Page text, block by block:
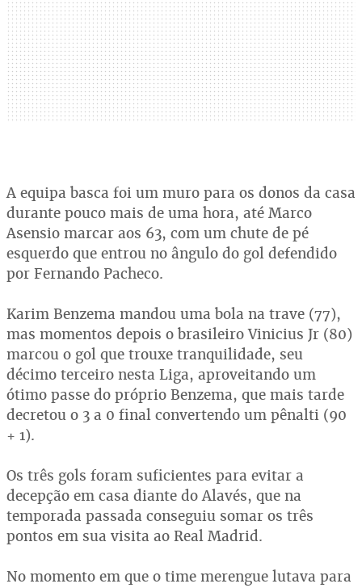
A equipa basca foi um muro para os donos da casa
durante pouco mais de uma hora, até Marco
Asensio marcar aos 63, com um chute de pé
esquerdo que entrou no ângulo do gol defendido
por Fernando Pacheco.
Karim Benzema mandou uma bola na trave (77),
mas momentos depois o brasileiro Vinicius Jr (80)
marcou o gol que trouxe tranquilidade, seu
décimo terceiro nesta Liga, aproveitando um
ótimo passe do próprio Benzema, que mais tarde
decretou o 3 a 0 final convertendo um pênalti (90
+ 1).
Os três gols foram suficientes para evitar a
decepção em casa diante do Alavés, que na
temporada passada conseguiu somar os três
pontos em sua visita ao Real Madrid.
No momento em que o time merengue lutava para